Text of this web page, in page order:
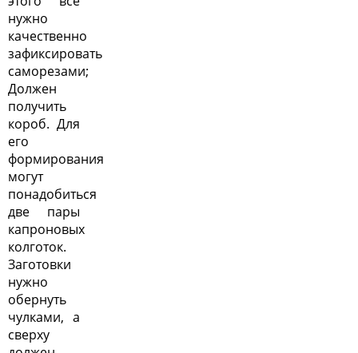
нужно
качественно
зафиксировать
саморезами;
Должен
получить
короб. Для
его
формирования
могут
понадобиться
две пары
капроновых
колготок.
Заготовки
нужно
обернуть
чулками, а
сверху